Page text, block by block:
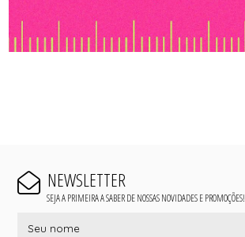
NEWSLETTER
SEJA A PRIMEIRA A SABER DE NOSSAS NOVIDADES E PROMOÇÕES!